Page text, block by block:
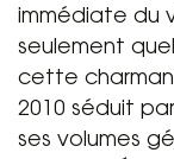
immédiate du
seulement
cette
2010 séduit
ses volumes